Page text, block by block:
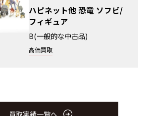
ハピネット他 恐竜 ソフビ/
フィギュア
B(一般的な中古品)
高価買取
買取実績一覧へ